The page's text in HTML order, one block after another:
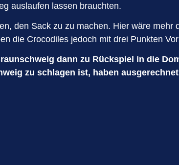
auslaufen lassen brauchten.
den Sack zu zu machen. Hier wäre
die Crocodiles jedoch mit drei Punkten
dann zu Rückspiel in die
zu schlagen ist, haben